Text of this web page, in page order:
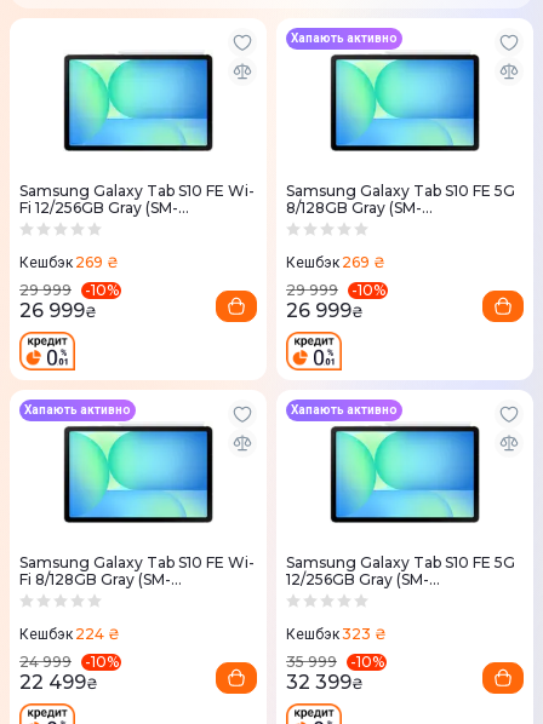
Samsung Galaxy Tab S10 FE Wi-
Fi 12/256GB Gray (SM-
X520NZAPEUC)
Кешбэк 269 ₴
29 999
-10%
26 999₴
Samsung Galaxy Tab S10 FE 5G
8/128GB Gray (SM-
X526BZAREUC)
Хапають активно
Кешбэк 269 ₴
29 999
-10%
26 999₴
Samsung Galaxy Tab S10 FE Wi-
Fi 8/128GB Gray (SM-
X520NZAREUC)
Хапають активно
Кешбэк 224 ₴
24 999
-10%
22 499₴
Samsung Galaxy Tab S10 FE 5G
12/256GB Gray (SM-
X526BZAPEUC)
Хапають активно
Кешбэк323 ₴
35 999
-10%
32 399₴